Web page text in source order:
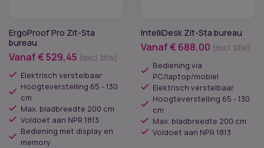
ErgoProof Pro Zit-Sta
bureau
Vanaf€529,45 (excl. btw)
Elektrisch verstelbaar
Hoogteverstelling 65 - 130
cm
Max. bladbreedte 200 cm
Voldoet aan NPR 1813
Bediening met display en
memory
IntelliDesk Zit-Sta bureau
Vanaf€ 688,00 (excl. btw)
Bediening via
PC/laptop/mobiel
Elektrisch verstelbaar
Hoogteverstelling 65 - 130
cm
Max. bladbreedte 200 cm
Voldoet aan NPR 1813